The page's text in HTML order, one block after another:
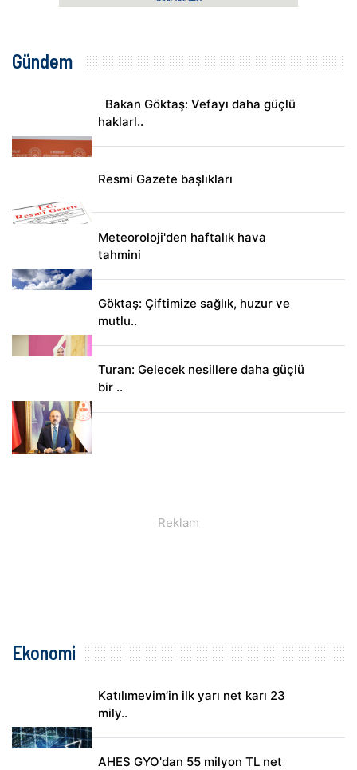
Gündem
Bakan Göktaş: Vefayı daha güçlü
haklarl..
Resmi Gazete başlıkları
Meteoroloji'den haftalık hava
tahmini
Göktaş: Çiftimize sağlık, huzur ve
mutlu..
Turan: Gelecek nesillere daha güçlü
bir ..
Ekonomi
Katılımevim’in ilk yarı net karı 23
mily..
AHES GYO'dan 55 milyon TL net